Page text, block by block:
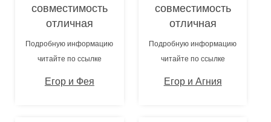
совместимость
отличная
Подробную информацию
читайте по ссылке
Егор и Фея
совместимость
отличная
Подробную информацию
читайте по ссылке
Егор и Агния